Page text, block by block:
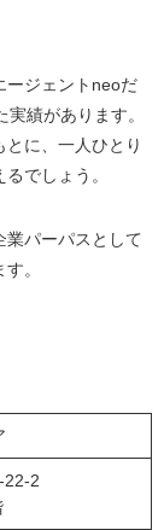
ージェントneoだ
績があります。
に、一人ひとり
でしょう。
業パーパスとして
。
22-2